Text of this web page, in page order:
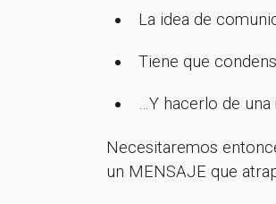
La idea de
Tiene que
…Y hacerlo de
Necesitaremos
un MENSAJE que